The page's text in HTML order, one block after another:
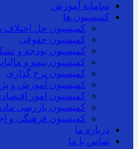
سامانه آموزش
کمیسیون ها
کمیسیون حل
کمیسیون حقوقی
کمیسیون بودجه و
کمیسیون بیمه و
کمیسیون نرخ گذاری
کمیسیون آموزش و
کمیسیون امور
کمیسیون بازرسی ماده
کمیسیون فرهنگی و
درباره ما
تماس با ما